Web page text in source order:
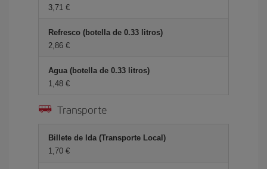
3,71 €
Refresco (botella de 0.33 litros)
2,86 €
Agua (botella de 0.33 litros)
1,48 €
Transporte
Billete de Ida (Transporte Local)
1,70 €